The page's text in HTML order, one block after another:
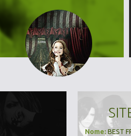
Nome: BEST